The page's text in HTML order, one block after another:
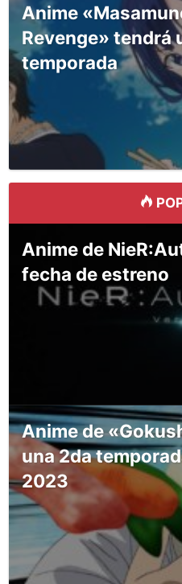
Anime
Revenge» tendrá
temporada
Anime de
fecha de estreno
Anime de
una 2da
2023